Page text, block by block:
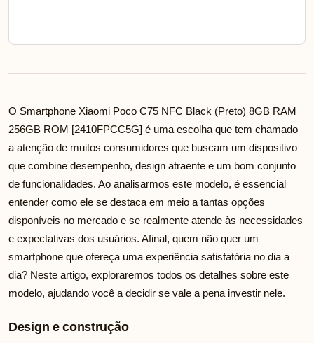
O Smartphone Xiaomi Poco C75 NFC Black (Preto) 8GB RAM
256GB ROM [2410FPCC5G] é uma escolha que tem chamado
a atenção de muitos consumidores que buscam um dispositivo
que combine desempenho, design atraente e um bom conjunto
de funcionalidades. Ao analisarmos este modelo, é essencial
entender como ele se destaca em meio a tantas opções
disponíveis no mercado e se realmente atende às necessidades
e expectativas dos usuários. Afinal, quem não quer um
smartphone que ofereça uma experiência satisfatória no dia a
dia? Neste artigo, exploraremos todos os detalhes sobre este
modelo, ajudando você a decidir se vale a pena investir nele.
Design e construção